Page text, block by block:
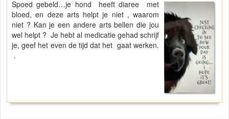
Spoed gebeld…je hond heeft diaree met
bloed, en deze arts helpt je niet , waarom
niet ? Kan je een andere arts bellen die jou
wel helpt ? Je hebt al medicatie gehad schrijf
je, geef het even de tijd dat het gaat werken.
.